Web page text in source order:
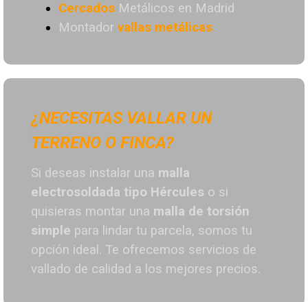
Cercados Metálicos en Madrid
Montador vallas metálicas
¿NECESITAS VALLAR UN
TERRENO O FINCA?
Si deseas instalar una malla
electrosoldada tipo Hércules o si
quisieras montar una malla de torsión
simple para lindar tu parcela, somos tu
opción ideal. Te ofrecemos servicios de
vallado de calidad a los mejores precios.